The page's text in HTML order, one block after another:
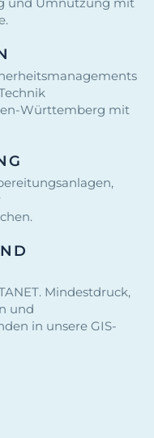
Württemberg mit
Mindestdruck,
und
in unsere GIS-